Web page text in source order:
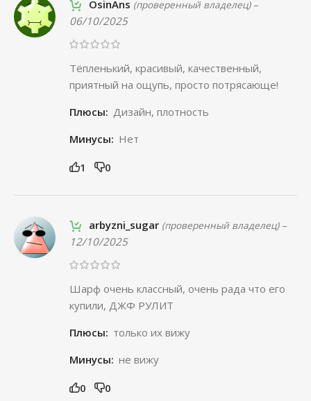
OsinAns (проверенный владелец) –
06/10/2025
Тёпленький, красивый, качественный,
приятный на ощупь, просто потрясающе!
Плюсы: Дизайн, плотность
Минусы: Нет
1 0
arbyzni_sugar (проверенный владелец) –
12/10/2025
Шарф очень классный, очень рада что его
купили, ДЖФ РУЛИТ
Плюсы: только их вижу
Минусы: не вижу
0 0